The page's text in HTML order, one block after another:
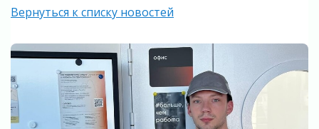
Вернуться к списку новостей